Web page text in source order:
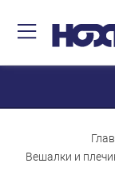
Вешалки и